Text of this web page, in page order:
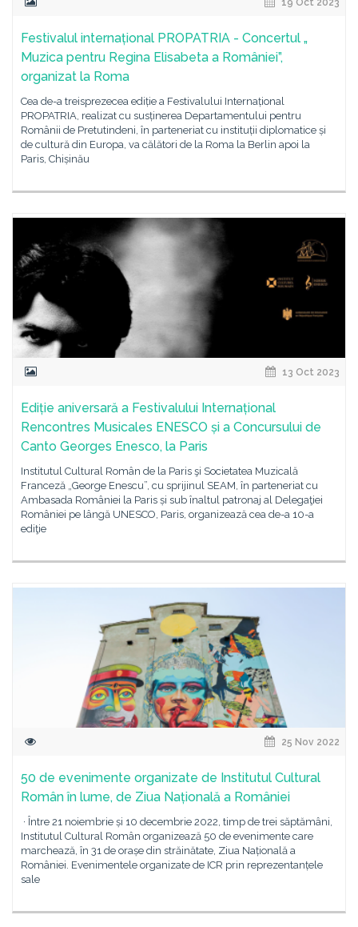
19 Oct 2023
Festivalul internațional PROPATRIA - Concertul „
Muzica pentru Regina Elisabeta a României”,
organizat la Roma
Cea de-a treisprezecea ediție a Festivalului Internațional
PROPATRIA, realizat cu susținerea Departamentului pentru
Românii de Pretutindeni, în parteneriat cu instituții diplomatice și
de cultură din Europa, va călători de la Roma la Berlin apoi la
Paris, Chișinău
13 Oct 2023
Ediție aniversară a Festivalului Internațional
Rencontres Musicales ENESCO și a Concursului de
Canto Georges Enesco, la Paris
Institutul Cultural Român de la Paris şi Societatea Muzicală
Franceză „George Enescu”, cu sprijinul SEAM, în parteneriat cu
Ambasada României la Paris și sub înaltul patronaj al Delegaţiei
României pe lângă UNESCO, Paris, organizează cea de-a 10-a
ediţie
25 Nov 2022
50 de evenimente organizate de Institutul Cultural
Român în lume, de Ziua Națională a României
· Între 21 noiembrie și 10 decembrie 2022, timp de trei săptămâni,
Institutul Cultural Român organizează 50 de evenimente care
marchează, în 31 de orașe din străinătate, Ziua Națională a
României. Evenimentele organizate de ICR prin reprezentanțele
sale